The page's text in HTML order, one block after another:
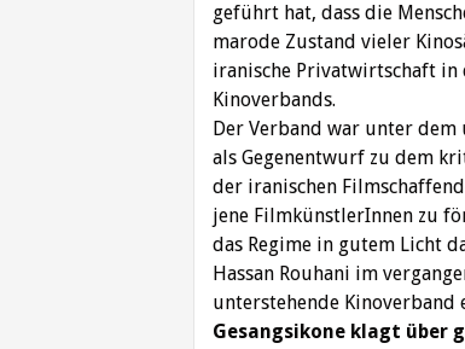
geführt hat, dass die
marode Zustand vieler
iranische Privatwirtschaft in
Kinoverbands.
Der Verband war unter
als Gegenentwurf zu dem
der iranischen
jene FilmkünstlerInnen zu
das Regime in gutem Licht
Hassan Rouhani im
unterstehende Kinoverband
Gesangsikone klagt über